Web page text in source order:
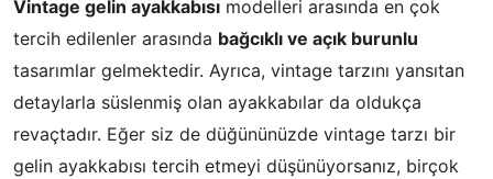
Vintage gelin ayakkabısı modelleri arasında en çok
tercih edilenler arasında bağcıklı ve açık burunlu
tasarımlar gelmektedir. Ayrıca, vintage tarzını yansıtan
detaylarla süslenmiş olan ayakkabılar da oldukça
revaçtadır. Eğer siz de düğününüzde vintage tarzı bir
gelin ayakkabısı tercih etmeyi düşünüyorsanız, birçok